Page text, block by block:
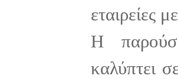
εταιρείες
Η
καλύπτει